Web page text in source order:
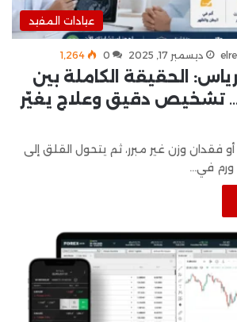
عيادات المفيد
ديسمبر 17, 2025 0 1٬264
الحقيقة الكاملة بين
تشخيص دقيق وعلاج يغيّر
أو فقدان وزن غير مبرر، ثم يتحول القلق إلى
في…